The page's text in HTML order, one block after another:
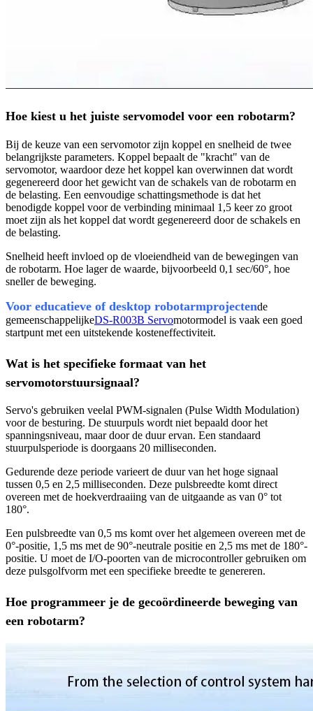
Hoe kiest u het juiste servomodel voor een robotarm?
Bij de keuze van een servomotor zijn koppel en snelheid de twee
belangrijkste parameters. Koppel bepaalt de "kracht" van de
servomotor, waardoor deze het koppel kan overwinnen dat wordt
gegenereerd door het gewicht van de schakels van de robotarm en
de belasting. Een eenvoudige schattingsmethode is dat het
benodigde koppel voor de verbinding minimaal 1,5 keer zo groot
moet zijn als het koppel dat wordt gegenereerd door de schakels en
de belasting.
Snelheid heeft invloed op de vloeiendheid van de bewegingen van
de robotarm. Hoe lager de waarde, bijvoorbeeld 0,1 sec/60°, hoe
sneller de beweging.
Voor educatieve of desktop robotarmprojectende
gemeenschappelijkeDS-R003B Servomotormodel is vaak een goed
startpunt met een uitstekende kosteneffectiviteit.
Wat is het specifieke formaat van het
servomotorstuursignaal?
Servo's gebruiken veelal PWM-signalen (Pulse Width Modulation)
voor de besturing. De stuurpuls wordt niet bepaald door het
spanningsniveau, maar door de duur ervan. Een standaard
stuurpulsperiode is doorgaans 20 milliseconden.
Gedurende deze periode varieert de duur van het hoge signaal
tussen 0,5 en 2,5 milliseconden. Deze pulsbreedte komt direct
overeen met de hoekverdraaiing van de uitgaande as van 0° tot
180°.
Een pulsbreedte van 0,5 ms komt over het algemeen overeen met de
0°-positie, 1,5 ms met de 90°-neutrale positie en 2,5 ms met de 180°-
positie. U moet de I/O-poorten van de microcontroller gebruiken om
deze pulsgolfvorm met een specifieke breedte te genereren.
Hoe programmeer je de gecoördineerde beweging van
een robotarm?